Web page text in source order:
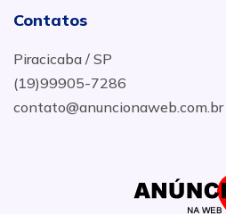
Contatos
Piracicaba / SP
(19)99905-7286
contato@anuncionaweb.com.br